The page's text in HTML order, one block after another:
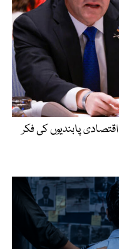
پابندیوں کی فکر